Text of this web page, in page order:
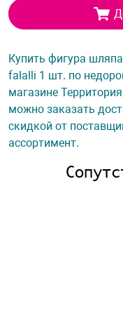
Купить фигура
falalli 1 шт. по
магазине
можно заказать
скидкой от
ассортимент.